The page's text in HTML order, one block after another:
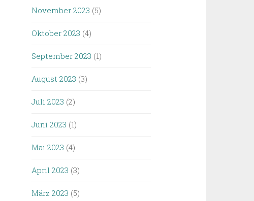
November 2023 (5)
Oktober 2023 (4)
September 2023 (1)
August 2023 (3)
Juli 2023 (2)
Juni 2023 (1)
Mai 2023 (4)
April 2023 (3)
März 2023 (5)